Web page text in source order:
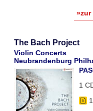
»zur
The Bach Project
Violin Concerts
Neubrandenburg
1